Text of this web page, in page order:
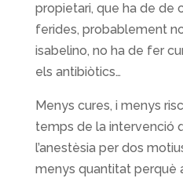
propietari, que ha de de
ferides, probablement
isabelino, no ha de fer
els antibiòtics…
Menys cures, i menys
temps de la intervenció
l’anestèsia per dos
menys quantitat perquè